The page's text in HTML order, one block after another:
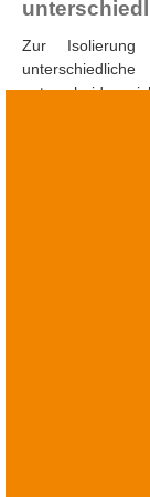
Zur
unterscheiden